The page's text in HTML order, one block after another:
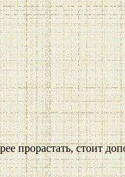
прорастать, стоит